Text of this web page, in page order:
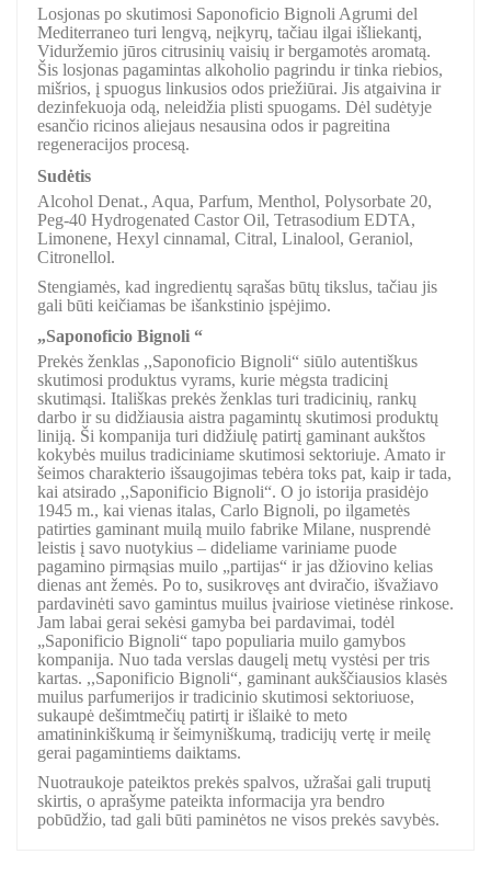
Losjonas po skutimosi Saponoficio Bignoli Agrumi del
Mediterraneo turi lengvą, neįkyrų, tačiau ilgai išliekantį,
Viduržemio jūros citrusinių vaisių ir bergamotės aromatą.
Šis losjonas pagamintas alkoholio pagrindu ir tinka riebios,
mišrios, į spuogus linkusios odos priežiūrai. Jis atgaivina ir
dezinfekuoja odą, neleidžia plisti spuogams. Dėl sudėtyje
esančio ricinos aliejaus nesausina odos ir pagreitina
regeneracijos procesą.
Sudėtis
Alcohol Denat., Aqua, Parfum, Menthol, Polysorbate 20,
Peg-40 Hydrogenated Castor Oil, Tetrasodium EDTA,
Limonene, Hexyl cinnamal, Citral, Linalool, Geraniol,
Citronellol.
Stengiamės, kad ingredientų sąrašas būtų tikslus, tačiau jis
gali būti keičiamas be išankstinio įspėjimo.
„Saponoficio Bignoli “
Prekės ženklas ,,Saponoficio Bignoli“ siūlo autentiškus
skutimosi produktus vyrams, kurie mėgsta tradicinį
skutimąsi. Itališkas prekės ženklas turi tradicinių, rankų
darbo ir su didžiausia aistra pagamintų skutimosi produktų
liniją. Ši kompanija turi didžiulę patirtį gaminant aukštos
kokybės muilus tradiciniame skutimosi sektoriuje. Amato ir
šeimos charakterio išsaugojimas tebėra toks pat, kaip ir tada,
kai atsirado ,,Saponificio Bignoli“. O jo istorija prasidėjo
1945 m., kai vienas italas, Carlo Bignoli, po ilgametės
patirties gaminant muilą muilo fabrike Milane, nusprendė
leistis į savo nuotykius – dideliame variniame puode
pagamino pirmąsias muilo „partijas“ ir jas džiovino kelias
dienas ant žemės. Po to, susikrovęs ant dviračio, išvažiavo
pardavinėti savo gamintus muilus įvairiose vietinėse rinkose.
Jam labai gerai sekėsi gamyba bei pardavimai, todėl
„Saponificio Bignoli“ tapo populiaria muilo gamybos
kompanija. Nuo tada verslas daugelį metų vystėsi per tris
kartas. ,,Saponificio Bignoli“, gaminant aukščiausios klasės
muilus parfumerijos ir tradicinio skutimosi sektoriuose,
sukaupė dešimtmečių patirtį ir išlaikė to meto
amatininkiškumą ir šeimyniškumą, tradicijų vertę ir meilę
gerai pagamintiems daiktams.
Nuotraukoje pateiktos prekės spalvos, užrašai gali truputį
skirtis, o aprašyme pateikta informacija yra bendro
pobūdžio, tad gali būti paminėtos ne visos prekės savybės.